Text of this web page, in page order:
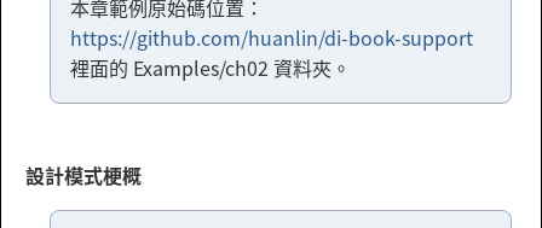
本章範例原始碼位置：
https://github.com/huanlin/di-book-support
裡面的 Examples/ch02 資料夾。
設計模式梗概